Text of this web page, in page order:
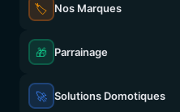
🏷️ Nos Marques
🎁 Parrainage
🚀 Solutions Domotiques